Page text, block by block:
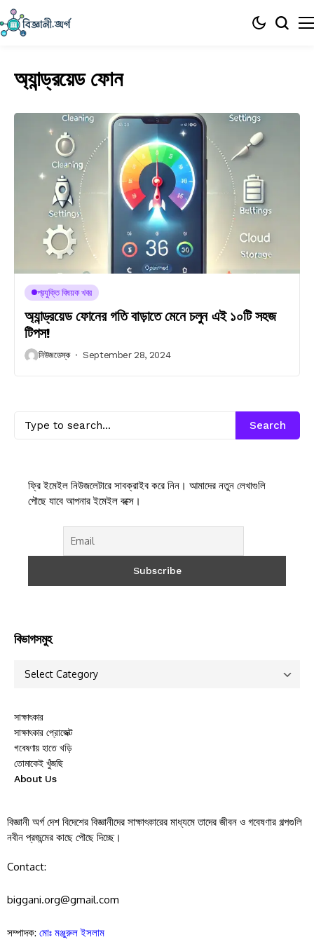
অ্যান্ড্রয়েড ফোন
প্রযুক্তি বিষয়ক খবর
অ্যান্ড্রয়েড ফোনের গতি বাড়াতে মেনে চলুন এই ১০টি সহজ
টিপস!
নিউজডেস্ক September 28, 2024
Search
ফ্রি ইমেইল নিউজলেটারে সাবক্রাইব করে নিন। আমাদের নতুন লেখাগুলি
পৌছে যাবে আপনার ইমেইল বক্সে।
বিভাগসমুহ
সাক্ষাৎকার
সাক্ষাৎকার প্রোজেক্ট
গবেষণায় হাতে খড়ি
তোমাকেই খুঁজছি
About Us
বিজ্ঞানী অর্গ দেশ বিদেশের বিজ্ঞানীদের সাক্ষাৎকারের মাধ্যমে তাদের জীবন ও গবেষণার গল্পগুলি
নবীন প্রজন্মের কাছে পৌছে দিচ্ছে।
Contact:
biggani.org@gmail.com
সম্পাদক: মোঃ মঞ্জুরুল ইসলাম